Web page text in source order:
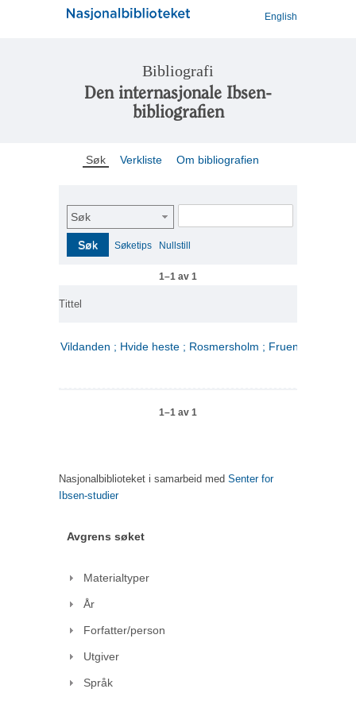
English
Bibliografi
Den internasjonale Ibsen-
bibliografien
Søk Verkliste Om bibliografien
Søk
Søk Søketips Nullstill
1–1 av 1
Tittel
Vildanden ; Hvide heste ; Rosmersholm ; Fruen fra havet
1–1 av 1
Nasjonalbiblioteket i samarbeid med Senter for
Ibsen-studier
Avgrens søket
Materialtyper
År
Forfatter/person
Utgiver
Språk